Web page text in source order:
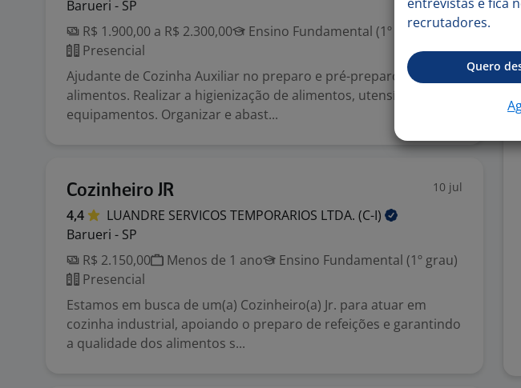
Barueri - SP
R$ 1.900,00 a R$ 2.300,00
Ensino Fundamental (1º grau)
Presencial
Ajudante de Cozinha Auxiliar no preparo e pré-preparo de
alimentos. Realizar a higienização de alimentos, utensílios e
equipamentos. Organizar e abast...
Cozinheiro JR 10 jul
4,4 LUANDRE SERVICOS TEMPORARIOS LTDA. (C-I)
Barueri - SP
R$ 2.150,00
Menos de 1 ano
Ensino Fundamental (1º grau)
Presencial
Estamos em busca de um(a) Cozinheiro(a) Jr. para atuar em
cozinha industrial, apoiando o preparo de refeições e garantindo
a qualidade dos alimentos s...
recrutadores.
Quero